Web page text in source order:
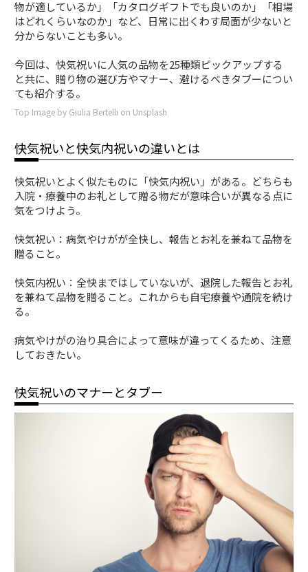
物が適しているか」「カタログギフトでも良いのか」「相場
はどれくらいなのか」など、日常に出くわす局面が少ないと
分からないことも多い。
今回は、快気祝いに人気の品物を25種類ピックアップする
と共に、贈り物の選び方やマナー、避けるべきタブーについ
ても紹介する。
Top Image by Giulia Bertelli on Unsplash
快気祝いと快気内祝いの違いとは
快気祝いとよく似たものに「快気内祝い」がある。どちらも
入院・療養中のお礼として贈る物だが意味合いが異なる点に
気をつけよう。
快気祝い：病気やけがが全快し、報告とお礼を兼ねて品物を
贈ること。
快気内祝い：全快まではしていないが、退院した報告とお礼
を兼ねて品物を贈ること。これからも自宅療養や通院を続け
る。
病気やけがの治り具合によって意味が違ってくるため、注意
しておきたい。
快気祝いのマナーとタブー